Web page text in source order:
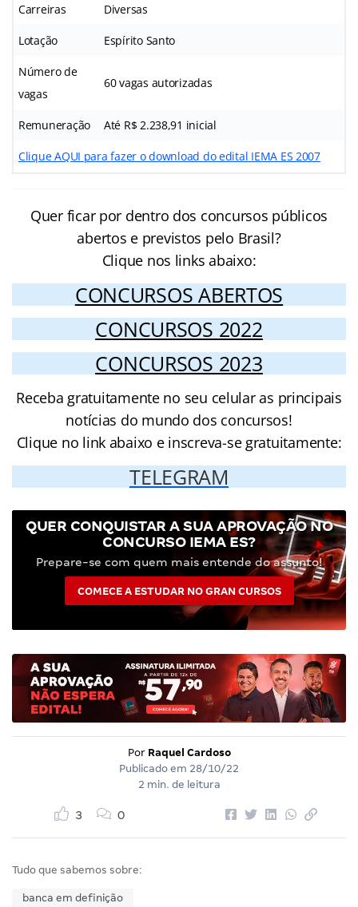
Carreiras Diversas
Lotação Espírito Santo
Número de
vagas
60 vagas autorizadas
Remuneração Até R$ 2.238,91 inicial
Clique AQUI para fazer o download do edital IEMA ES 2007
Quer ficar por dentro dos concursos públicos
abertos e previstos pelo Brasil?
Clique nos links abaixo:
CONCURSOS ABERTOS
CONCURSOS 2022
CONCURSOS 2023
Receba gratuitamente no seu celular as principais
notícias do mundo dos concursos!
Clique no link abaixo e inscreva-se gratuitamente:
TELEGRAM
QUER CONQUISTAR A SUA APROVAÇÃO NO
CONCURSO IEMA ES?
Prepare-se com quem mais entende do assunto!
COMECE A ESTUDAR NO GRAN CURSOS
Por Raquel Cardoso
Publicado em 28/10/22
2 min. de leitura
3 0
Tudo que sabemos sobre:
banca em definição